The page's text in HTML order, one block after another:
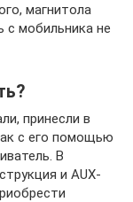
магнитола
мобильника не
принесли в
с его помощью
В
и AUX-